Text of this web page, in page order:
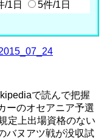
/1日 5件/1日
で読んで把握
ーのオセアニア予選
定上出場資格のない
バヌアツ戦が没収試